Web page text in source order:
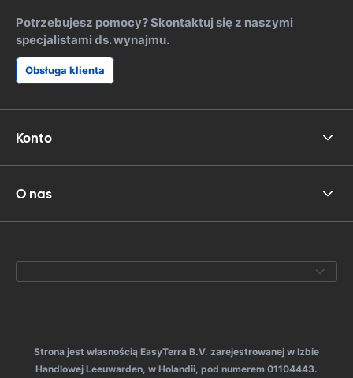
Potrzebujesz pomocy? Skontaktuj się z naszymi
specjalistami ds. wynajmu.
Obsługa klienta
Konto
O nas
Strona jest własnością EasyTerra B.V. zarejestrowanej w Izbie
Handlowej Leeuwarden, w Holandii, pod numerem 01104443.